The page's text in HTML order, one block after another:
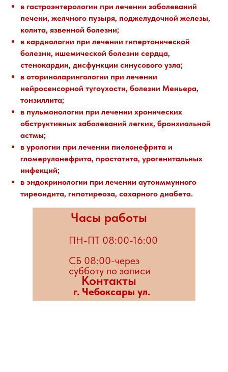
в гастроэнтерологии при лечении заболеваний
печени, желчного пузыря, поджелудочной железы,
колита, язвенной болезни;
в кардиологии при лечении гипертонической
болезни, ишемической болезни сердца,
стенокардии, дисфункции синусового узла;
в оториноларингологии при лечении
нейросенсорной тугоухости, болезни Меньера,
тонзиллита;
в пульмонологии при лечении хронических
обструктивных заболеваний легких, бронхиальной
астмы;
в урологии при лечении пиелонефрита и
гломерулонефрита, простатита, урогенитальных
инфекций;
в эндокринологии при лечении аутоиммунного
тиреоидита, гипотиреоза, сахарного диабета.
г. Чебоксары ул.
ПН-ПТ 08:00-16:00
СБ 08:00-через
субботу по записи
Контакты
Часы работы